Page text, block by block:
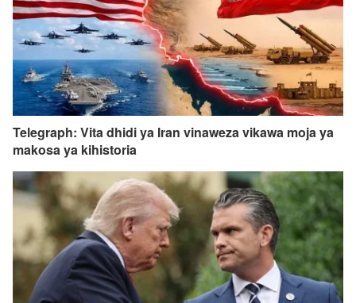
Telegraph: Vita dhidi ya Iran vinaweza vikawa moja ya
makosa ya kihistoria